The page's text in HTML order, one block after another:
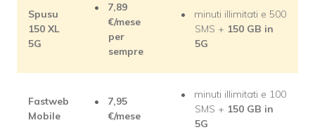
Spusu
150 XL
5G
7,89
€/mese
per
sempre
minuti illimitati e 500
SMS + 150 GB in
5G
Fastweb
Mobile
7,95
€/mese
minuti illimitati e 100
SMS + 150 GB in
5G